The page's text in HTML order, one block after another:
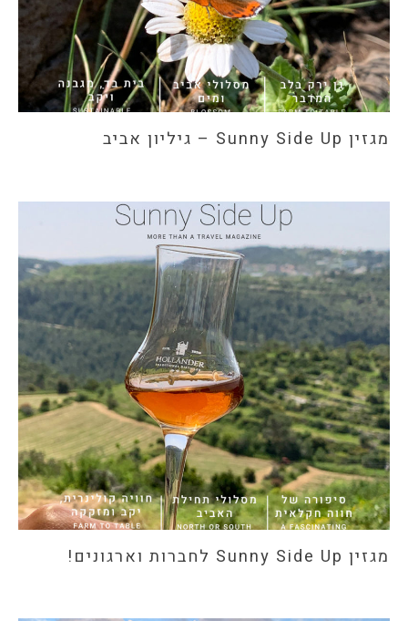
מגזין Sunny Side Up – גיליון אביב
מגזין Sunny Side Up לחברות וארגונים!